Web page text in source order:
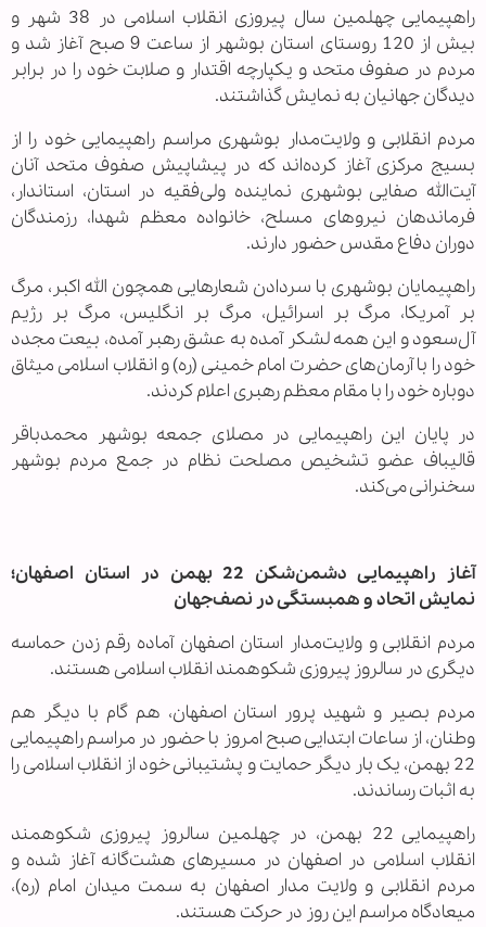
راهپیمایی چهلمین سال پیروزی انقلاب اسلامی در 38 شهر و
بیش از 120 روستای استان بوشهر از ساعت 9 صبح آغاز شد و
مردم در صفوف متحد و یکپارچه اقتدار و صلابت خود را در برابر
دیدگان جهانیان به نمایش گذاشتند.
مردم انقلابی و ولایت‌مدار بوشهری مراسم راهپیمایی خود را از
بسیج مرکزی آغاز کرده‌اند که در پیشاپیش صفوف متحد آنان
آیت‌الله صفایی بوشهری نماینده ولی‌فقیه در استان، استاندار،
فرماندهان نیروهای مسلح، خانواده معظم شهدا، رزمندگان
دوران دفاع مقدس حضور دارند.
راهپیمایان بوشهری با سردادن شعارهایی همچون الله اکبر، مرگ
بر آمریکا، مرگ بر اسرائیل، مرگ بر انگلیس، مرگ بر رژیم
آل‌سعود و این همه لشکر آمده به عشق رهبر آمده، بیعت مجدد
خود را با آرمان‌های حضرت امام خمینی (ره) و انقلاب اسلامی میثاق
دوباره خود را با مقام معظم رهبری اعلام کردند.
در پایان این راهپیمایی در مصلای جمعه بوشهر محمدباقر
قالیباف عضو تشخیص مصلحت نظام در جمع مردم بوشهر
سخنرانی می‌‌کند.
آغاز راهپیمایی دشمن‌شکن ‌‌22 بهمن در استان اصفهان؛
نمایش اتحاد و همبستگی در نصف‌جهان
مردم انقلابی و ولایت‌مدار استان اصفهان آماده رقم زدن حماسه
دیگری در سالروز پیروزی شکوهمند انقلاب اسلامی هستند.
مردم بصیر و شهید پرور استان اصفهان، هم گام با دیگر هم
وطنان، از ساعات ابتدایی صبح امروز با حضور در مراسم راهپیمایی
22 بهمن، یک بار دیگر حمایت و پشتیبانی خود از انقلاب اسلامی را
به اثبات رساندند.
راهپیمایی 22 بهمن، در چهلمین سالروز پیروزی شکوهمند
انقلاب اسلامی در اصفهان در مسیرهای هشت‌گانه آغاز شده و
مردم انقلابی و ولایت مدار اصفهان به سمت میدان امام (ره)،
میعادگاه مراسم این روز در حرکت هستند.